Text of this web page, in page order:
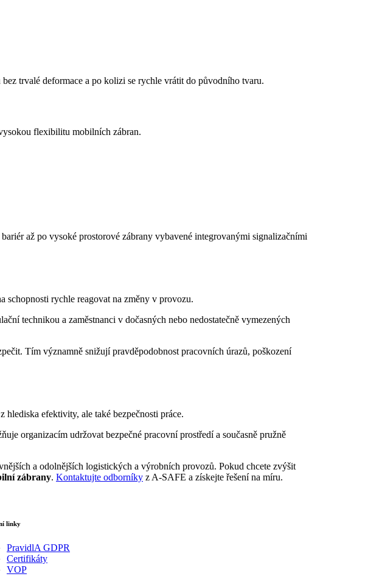
trvalé deformace a po kolizi se rychle vrátit do původního tvaru.
flexibilitu mobilních zábran.
až po vysoké prostorové zábrany vybavené integrovanými signalizačními
schopnosti rychle reagovat na změny v provozu.
technikou a zaměstnanci v dočasných nebo nedostatečně vymezených
Tím významně snižují pravděpodobnost pracovních úrazů, poškození
efektivity, ale také bezpečnosti práce.
organizacím udržovat bezpečné pracovní prostředí a současně pružně
a odolnějších logistických a výrobních provozů. Pokud chcete zvýšit
zábrany. Kontaktujte odborníky z A-SAFE a získejte řešení na míru.
linky
PravidlA GDPR
Certifikáty
VOP